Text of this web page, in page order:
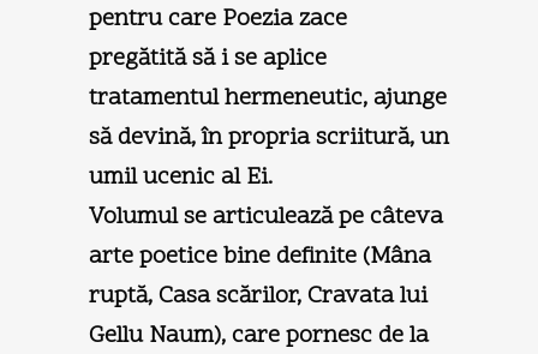
pentru care Poezia zace
pregătită să i se aplice
tratamentul hermeneutic, ajunge
să devină, în propria scriitură, un
umil ucenic al Ei.
Volumul se articulează pe câteva
arte poetice bine definite (Mâna
ruptă, Casa scărilor, Cravata lui
Gellu Naum), care pornesc de la